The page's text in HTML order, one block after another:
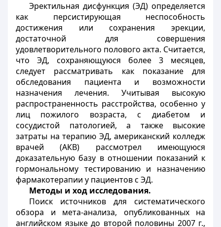
Эректильная дисфункция (ЭД) определяется
как персистирующая неспособность
достижения или сохранения эрекции,
достаточной для совершения
удовлетворительного полового акта. Считается,
что ЭД, сохраняющуюся более 3 месяцев,
следует рассматривать как показание для
обследования пациента и возможности
назначения лечения. Учитывая высокую
распространенность расстройства, особенно у
лиц пожилого возраста, с диабетом и
сосудистой патологией, а также высокие
затраты на терапию ЭД, американский колледж
врачей (АКВ) рассмотрел имеющуюся
доказательную базу в отношении показаний к
гормональному тестированию и назначению
фармакотерапии у пациентов с ЭД.
Методы и ход исследования.
Поиск источников для систематического
обзора и мета-анализа, опубликованных на
английском языке до второй половины 2007 г.,